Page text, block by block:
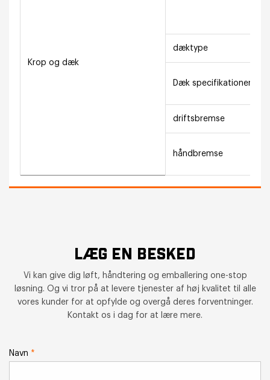
Krop og dæk
dæktype
Dæk specifikationer
driftsbremse
håndbremse
LÆG EN BESKED
Vi kan give dig løft, håndtering og emballering one-stop
løsning. Og vi tror på at levere tjenester af høj kvalitet til alle
vores kunder for at opfylde og overgå deres forventninger.
Kontakt os i dag for at lære mere.
Navn *